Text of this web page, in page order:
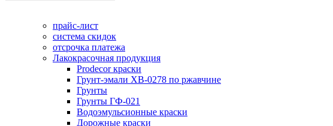
прайс-лист
система скидок
отсрочка платежа
Лакокрасочная продукция
Prodecor краски
Грунт-эмали ХВ-0278 по ржавчине
Грунты
Грунты ГФ-021
Водоэмульсионные краски
Дорожные краски